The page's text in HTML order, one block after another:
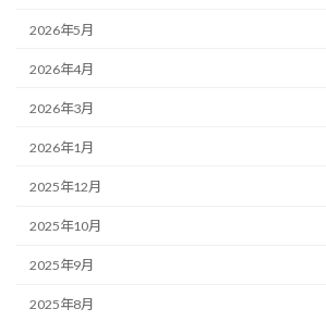
2026年5月
2026年4月
2026年3月
2026年1月
2025年12月
2025年10月
2025年9月
2025年8月